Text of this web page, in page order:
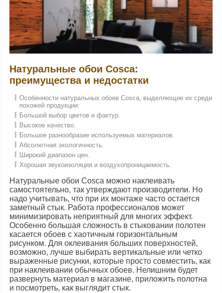
Натуральные обои Сosca:
преимущества и недостатки
Особенности натуральных обоев Сosca, выделяющие их среди
похожей продукции:
Большой выбор цветов и фактур.
Высокое качество.
Большое разнообразие используемых материалов.
Абсолютная экологичность.
Широкий диапазон цен.
Хорошая звукоизоляция и воздухопроницаемость.
Натуральные обои Сosca можно наклеивать
самостоятельно, так утверждают производители. Но
надо учитывать, что при их монтаже часто остается
заметный стык. Работа профессионалов может
минимизировать неприятный для многих эффект.
Особенно большая сложность в стыковании полотен
касается обоев с хаотичным горизонтальным
рисунком. Для оклеивания больших поверхностей,
возможно, лучше выбирать вертикальные или четко
выраженные рисунки, которые просто совместить, как
при наклеивании обычных обоев. Нелишним будет
развернуть материал в магазине, приложить полотна
и посмотреть, как выглядит стык.